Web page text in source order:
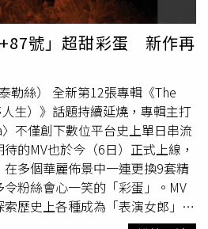
表達感激之意，「我們收到了你
帶來了許多安慰。」費西亞的妻
年4月宣布，她和丈夫將迎來夫妻
界大賽前夕，她也曾PO出自己
照，從肚子大小來看，距離寶寶
卻傳出噩耗。世界大賽開打前
布，「我們懷著沉重的心情告訴
離隊，與妻子凱拉一同面對極為
組織都在為維西亞一家送上關心
再提供進一步說明。」10月中凱
合照。（圖／翻攝IG／
號」超甜彩蛋 新作再
勒絲） 全新第12張專輯《The
生）》話題持續延燒，專輯主打
不僅創下數位平台史上單日串流
的MV也於今（6日）正式上線，
多個華麗佈景中一連更換9套精
粉絲會心一笑的「彩蛋」。MV
歷史上各種成為「表演女郎」的
世紀，你可能是畫家模特兒；你